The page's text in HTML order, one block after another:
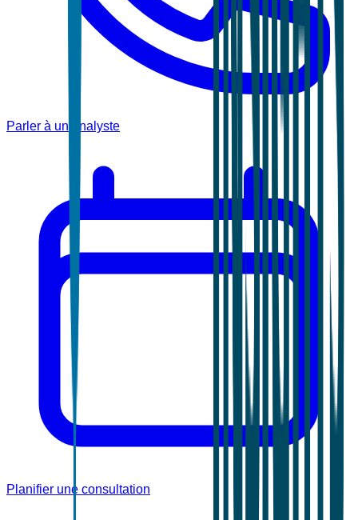
Parler à un analyste
Planifier une consultation